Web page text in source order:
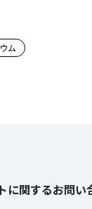
ム
に関するお問い